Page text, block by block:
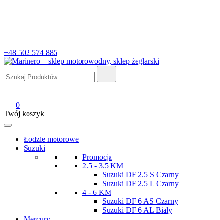
+48 502 574 885
Marinero – sklep motorowodny, sklep żeglarski
Sklep motorowodny, Sklep żeglarski, części do silników,
0
Twój koszyk
Łodzie motorowe
Suzuki
Promocja
2.5 - 3.5 KM
Suzuki DF 2.5 S Czarny
Suzuki DF 2.5 L Czarny
4 - 6 KM
Suzuki DF 6 AS Czarny
Suzuki DF 6 AL Biały